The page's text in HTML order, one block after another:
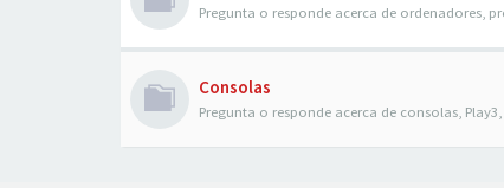
Pregunta o responde acerca de ordenadores,
Consolas
Pregunta o responde acerca de consolas, Play3,